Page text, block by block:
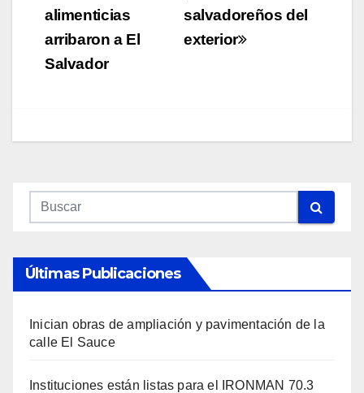
salvadoreños del
exterior
alimenticias
arribaron a El
Salvador
Últimas Publicaciones
Inician obras de ampliación y pavimentación de la
calle El Sauce
Instituciones están listas para el IRONMAN 70.3